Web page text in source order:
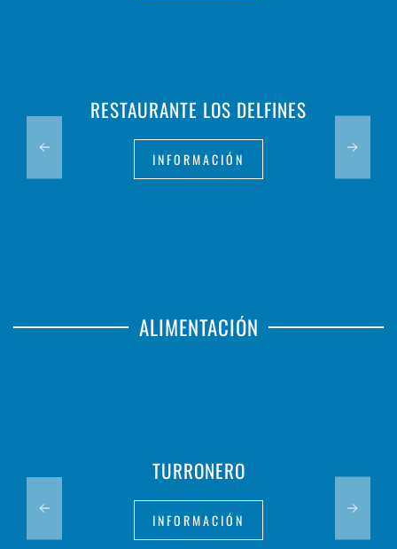
RESTAURANTE LOS DELFINES
INFORMACIÓN
ALIMENTACIÓN
TURRONERO
INFORMACIÓN